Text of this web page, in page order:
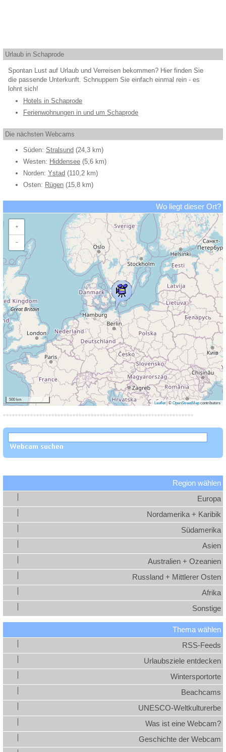
Urlaub in Schaprode
Spontan Lust auf Urlaub und Verreisen bekommen? Hier finden Sie
die passende Unterkunft. Schnuppern Sie einfach einmal rein - es
lohnt sich!
Hotels in Schaprode
Ferienwohnungen in und um Schaprode
Die nächsten Webcams
Süden: Stralsund (24,3 km)
Westen: Hiddensee (5,6 km)
Norden: Ystad (110,2 km)
Osten: Rügen (15,8 km)
Wo liegt dieser Ort?
+
−
500 km
Leaflet © OpenStreetMap contributors
Region wählen
Europa
Nordamerika + Karibik
Südamerika
Asien
Australien + Ozeanien
Russland + Mittlerer Osten
Afrika
Sonstige
Thema wählen
RSS-Feeds
Urlaubsziele entdecken
Wintersportorte
Beachcams
UNESCO-Weltkulturerbe
Was ist eine Webcam?
Geschichte der Webcam